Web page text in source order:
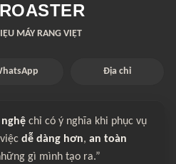
ROASTER
MÁY RANG VIỆT
Địa chỉ
chỉ có ý nghĩa khi phục vụ
dễ dàng hơn, an toàn
gì mình tạo ra.”